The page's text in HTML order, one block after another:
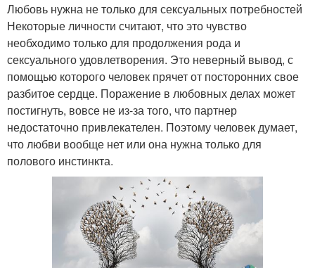
Любовь нужна не только для сексуальных потребностей
Некоторые личности считают, что это чувство
необходимо только для продолжения рода и
сексуального удовлетворения. Это неверный вывод, с
помощью которого человек прячет от посторонних свое
разбитое сердце. Поражение в любовных делах может
постигнуть, вовсе не из-за того, что партнер
недостаточно привлекателен. Поэтому человек думает,
что любви вообще нет или она нужна только для
полового инстинкта.